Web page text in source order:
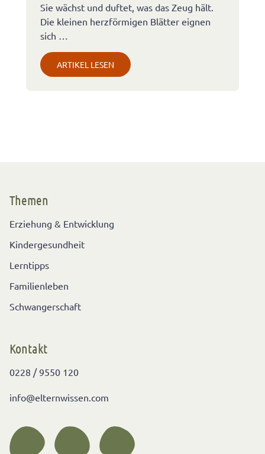
Sie wächst und duftet, was das Zeug hält.
Die kleinen herzförmigen Blätter eignen
sich …
ARTIKEL LESEN
Themen
Erziehung & Entwicklung
Kindergesundheit
Lerntipps
Familienleben
Schwangerschaft
Kontakt
0228 / 9550 120
info@elternwissen.com